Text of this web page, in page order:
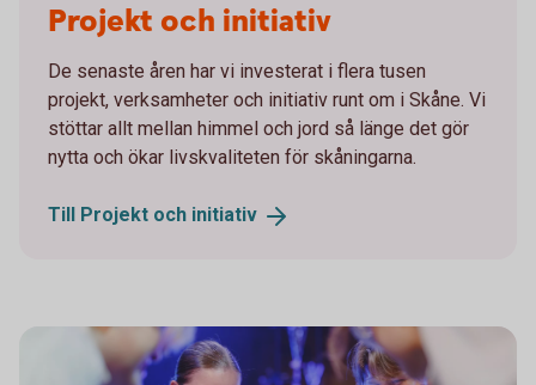
Projekt och initiativ
De senaste åren har vi investerat i flera tusen
projekt, verksamheter och initiativ runt om i Skåne. Vi
stöttar allt mellan himmel och jord så länge det gör
nytta och ökar livskvaliteten för skåningarna.
Till Projekt och initiativ